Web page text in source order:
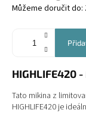
Můžeme doručit do:
HIGHLIFE420
Tato mikina z
HIGHLIFE420 je